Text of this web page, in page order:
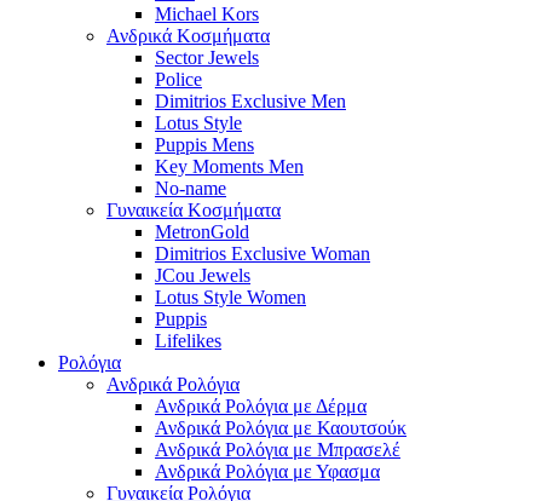
Michael Kors
Ανδρικά Κοσμήματα
Sector Jewels
Police
Dimitrios Exclusive Men
Lotus Style
Puppis Mens
Key Moments Men
No-name
Γυναικεία Κοσμήματα
MetronGold
Dimitrios Exclusive Woman
JCou Jewels
Lotus Style Women
Puppis
Lifelikes
Ρολόγια
Ανδρικά Ρολόγια
Ανδρικά Ρολόγια με Δέρμα
Ανδρικά Ρολόγια με Καουτσούκ
Ανδρικά Ρολόγια με Μπρασελέ
Ανδρικά Ρολόγια με Υφασμα
Γυναικεία Ρολόγια